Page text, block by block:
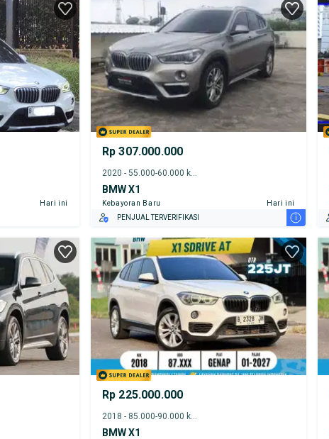
Hari ini
Rp 307.000.000
2020 - 55.000-60.000 km
BMW X1
Kebayoran Baru
Hari ini
PENJUAL TERVERIFIKASI
i
Rp 225.000.000
2018 - 85.000-90.000 km
BMW X1